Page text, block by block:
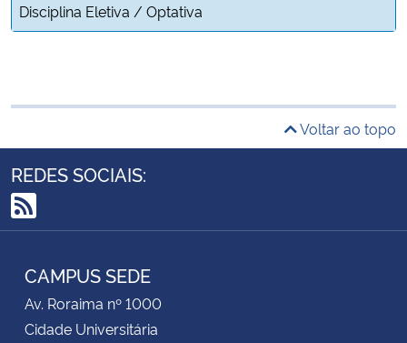
Disciplina Eletiva / Optativa
Voltar ao topo
REDES SOCIAIS:
RSS
CAMPUS SEDE
Av. Roraima nº 1000
Cidade Universitária